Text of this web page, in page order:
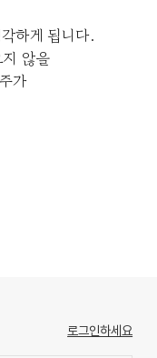
하게 됩니다.
않을
가
로그인하세요